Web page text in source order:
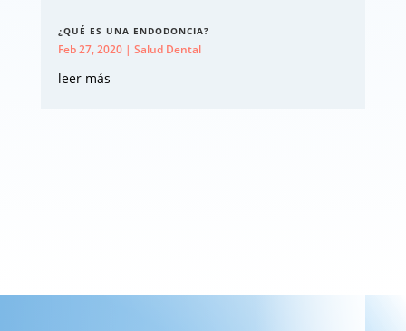
¿QUÉ ES UNA ENDODONCIA?
Feb 27, 2020| Salud Dental
leer más